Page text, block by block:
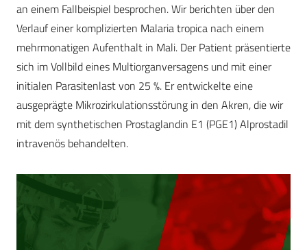
an einem Fallbeispiel besprochen. Wir berichten über den
Verlauf einer komplizierten Malaria tropica nach einem
mehrmonatigen Aufenthalt in Mali. Der ­Patient präsentierte
sich im Vollbild eines Multiorganversagens und mit einer
initialen Parasitenlast von 25 %. Er entwickelte eine
ausgeprägte Mikrozirkula­tionsstörung in den Akren, die wir
mit dem synthetischen Prostaglandin E1 (PGE1) Alprostadil
intravenös behandelten.